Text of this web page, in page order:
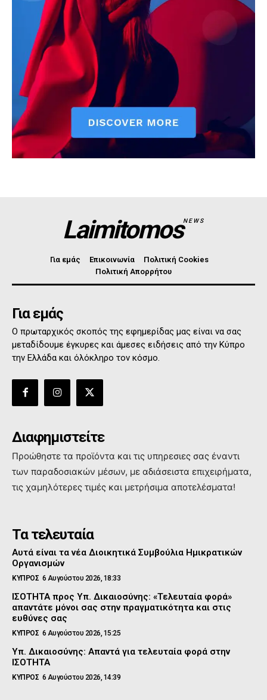
LaimitomosNEWS
Για εμάς Επικοινωνία
Πολιτική Cookies
Πολιτική Απορρήτου
Για εμάς
Ο πρωταρχικός σκοπός της εφημερίδας μας είναι να σας
μεταδίδουμε έγκυρες και άμεσες ειδήσεις από την Κύπρο
την Ελλάδα και όλόκληρο τον κόσμο.
Διαφημιστείτε
Προώθηστε τα προϊόντα και τις υπηρεσιες σας έναντι
των παραδοσιακών μέσων, με αδιάσειστα επιχειρήματα,
τις χαμηλότερες τιμές και μετρήσιμα αποτελέσματα!
Τα τελευταία
Αυτά είναι τα νέα Διοικητικά Συμβούλια Ημικρατικών
Οργανισμών
ΚΥΠΡΟΣ 6 Αυγούστου 2026, 18:33
ΙΣΟΤΗΤΑ προς Υπ. Δικαιοσύνης: «Τελευταία φορά»
απαντάτε μόνοι σας στην πραγματικότητα και στις
ευθύνες σας
ΚΥΠΡΟΣ 6 Αυγούστου 2026, 15:25
Υπ. Δικαιοσύνης: Απαντά για τελευταία φορά στην
ΙΣΟΤΗΤΑ
ΚΥΠΡΟΣ 6 Αυγούστου 2026, 14:39